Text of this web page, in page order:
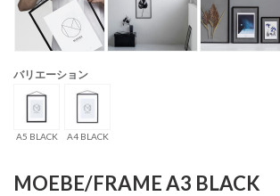
バリエーション
A5 BLACK A4 BLACK
MOEBE/FRAME A3 BLACK